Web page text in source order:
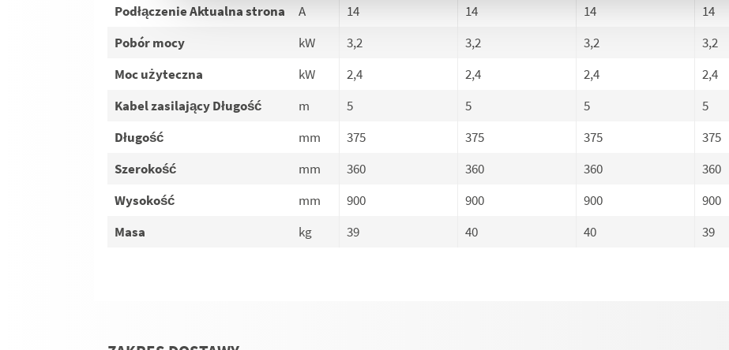
Podłączenie Aktualna strona
A 14 14 14 14
Pobór mocy
kW 3,2 3,2 3,2 3,2
Moc użyteczna
kW 2,4 2,4 2,4 2,4
Kabel zasilający Długość
m 5 5 5 5
Długość
mm 375 375 375 375
Szerokość
mm 360 360 360 360
Wysokość
mm 900 900 900 900
Masa
kg 39 40 40 39